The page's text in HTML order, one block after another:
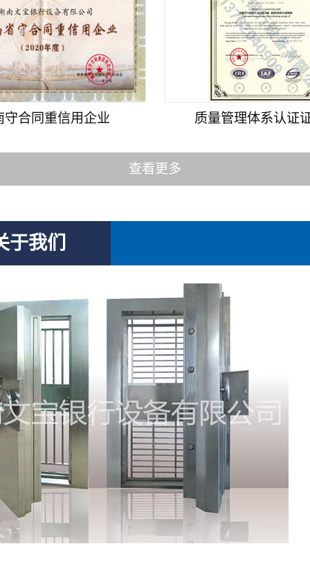
守合同重信用企业 质量管理体系认证
查看更多
于我们